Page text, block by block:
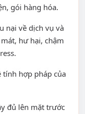
gói hàng hóa.
nại về dịch vụ và
hư hại, chậm
tính hợp pháp của
đủ lên mặt trước